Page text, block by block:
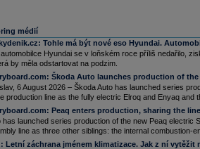
Kjódó s odvoláním na několik nejmenovaných
poslední překážka v úsilí firmy Tokyo Electric
elektrárny (ČTK)
vláda se dohodla na vytvoření strategického
Electric,
Camecoa Brookfield Asset
státech nové jaderné reaktory v hodnotě
Kč). Vyplývá to z tiskové zprávy firmy Westinghouse
Elect...
médií
Tohle má být nové eso Hyundai.
Hyundai se v loňském roce příliš nedařilo,
by měla odstartovat na podzim.
Škoda Auto launches production of the
6 August 2026 – Škoda Auto has launched series
production line as the fully electric Elroq and Enyaq and
Peaq enters production, sharing the
has launched series production of the new Peaq electric
line as three other siblings: the internal combustion-
Letní záchrana jménem klimatizace. Jak z ní